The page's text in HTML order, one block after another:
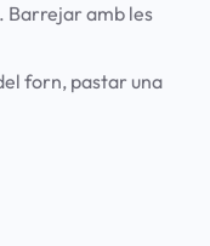
Barrejar amb les
forn, pastar una